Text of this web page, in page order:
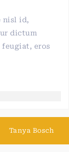
nisl id,
dictum
eros
Tanya Bosch